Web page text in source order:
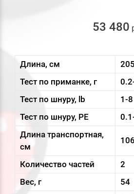
53 480
Длина, см
205
Тест по приманке, г
Тест по шнуру, lb
1-8
Тест по шнуру, PE
Длина транспортная,
см
106
Количество частей
2
Вес, г
54